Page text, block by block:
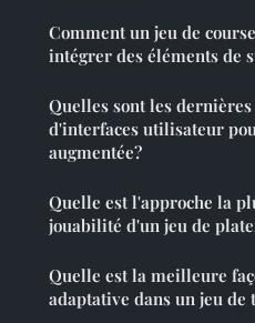
Comment un jeu de
intégrer des éléments de
Quelles sont les
d'interfaces utilisateur
augmentée?
Quelle est l'approche la
jouabilité d'un jeu de
Quelle est la meilleure
adaptative dans un jeu de